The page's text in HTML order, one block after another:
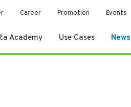
Career Promotion Events
Academy Use Cases News